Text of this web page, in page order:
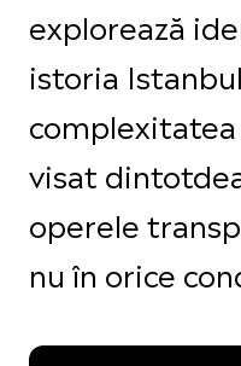
explorează
istoria
visat
operele
nu în orice